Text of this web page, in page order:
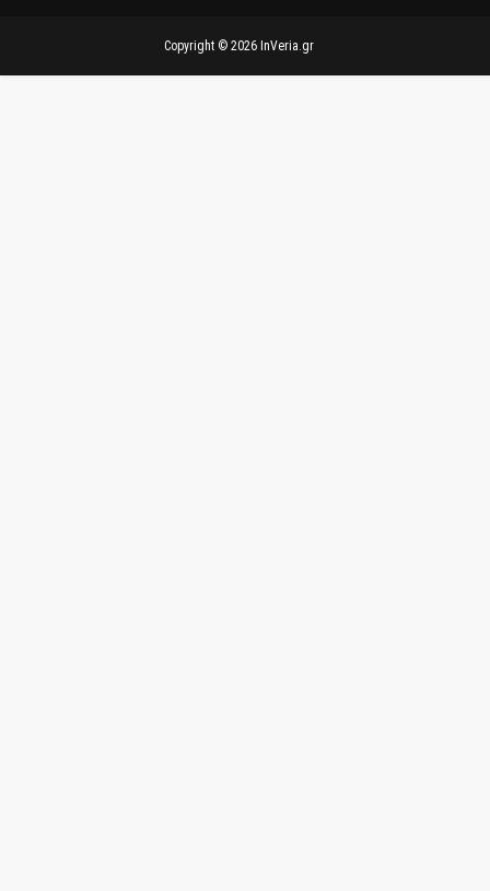
Copyright © 2026 InVeria.gr